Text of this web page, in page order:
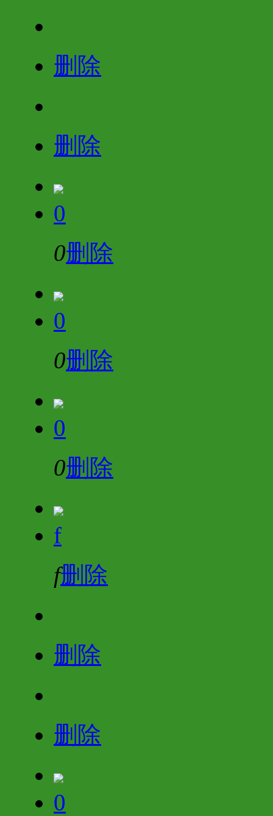
删除
删除
0
0删除
0
0删除
0
0删除
f
f删除
删除
删除
0